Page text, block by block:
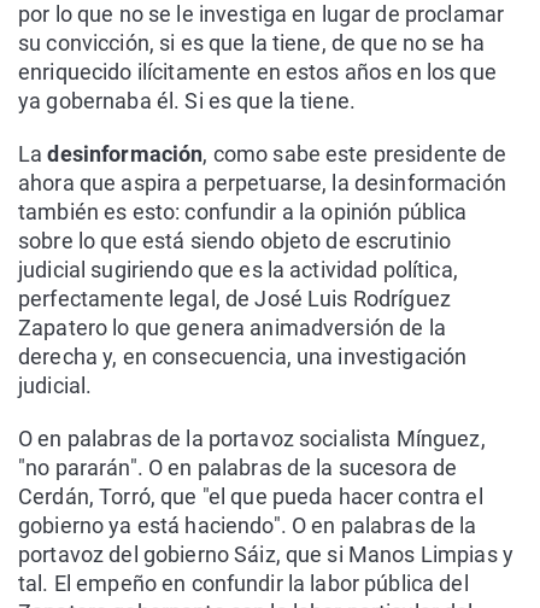
por lo que no se le investiga en lugar de proclamar
su convicción, si es que la tiene, de que no se ha
enriquecido ilícitamente en estos años en los que
ya gobernaba él. Si es que la tiene.
Ladesinformación, como sabe este presidente de
ahora que aspira a perpetuarse, la desinformación
también es esto: confundir a la opinión pública
sobre lo que está siendo objeto de escrutinio
judicial sugiriendo que es la actividad política,
perfectamente legal, de José Luis Rodríguez
Zapatero lo que genera animadversión de la
derecha y, en consecuencia, una investigación
judicial.
O en palabras de la portavoz socialista Mínguez,
"no pararán". O en palabras de la sucesora de
Cerdán, Torró, que "el que pueda hacer contra el
gobierno ya está haciendo". O en palabras de la
portavoz del gobierno Sáiz, que si Manos Limpias y
tal. El empeño en confundir la labor pública del